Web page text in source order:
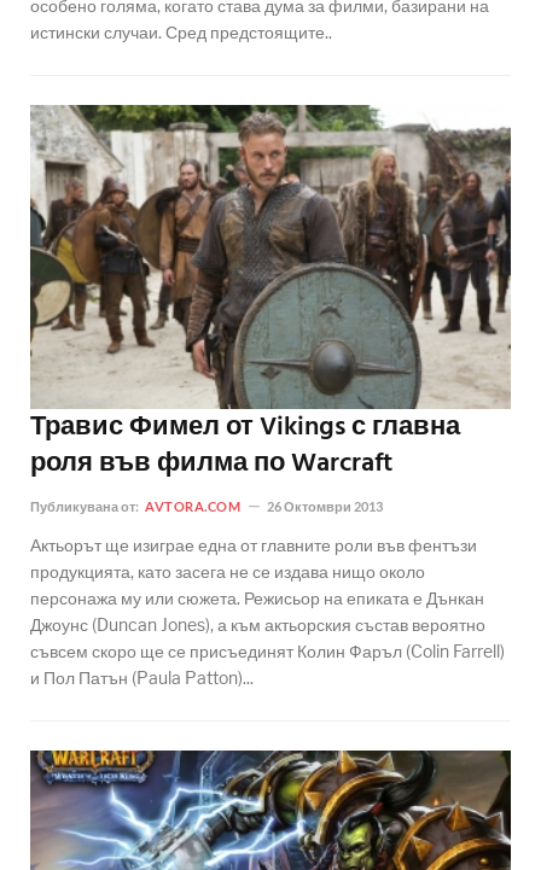
особено голяма, когато става дума за филми, базирани на
истински случаи. Сред предстоящите..
Травис Фимел от Vikings с главна
роля във филма по Warcraft
Публикувана от: AVTORA.COM 26 Октомври 2013
Актьорът ще изиграе една от главните роли във фентъзи
продукцията, като засега не се издава нищо около
персонажа му или сюжета. Режисьор на епиката е Дънкан
Джоунс (Duncan Jones), а към актьорския състав вероятно
съвсем скоро ще се присъединят Колин Фаръл (Colin Farrell)
и Пол Патън (Paula Patton)...